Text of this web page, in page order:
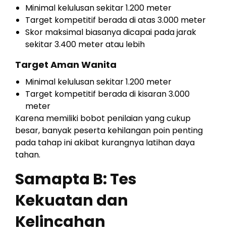
Minimal kelulusan sekitar 1.200 meter
Target kompetitif berada di atas 3.000 meter
Skor maksimal biasanya dicapai pada jarak
sekitar 3.400 meter atau lebih
Target Aman Wanita
Minimal kelulusan sekitar 1.200 meter
Target kompetitif berada di kisaran 3.000
meter
Karena memiliki bobot penilaian yang cukup
besar, banyak peserta kehilangan poin penting
pada tahap ini akibat kurangnya latihan daya
tahan.
Samapta B: Tes
Kekuatan dan
Kelincahan